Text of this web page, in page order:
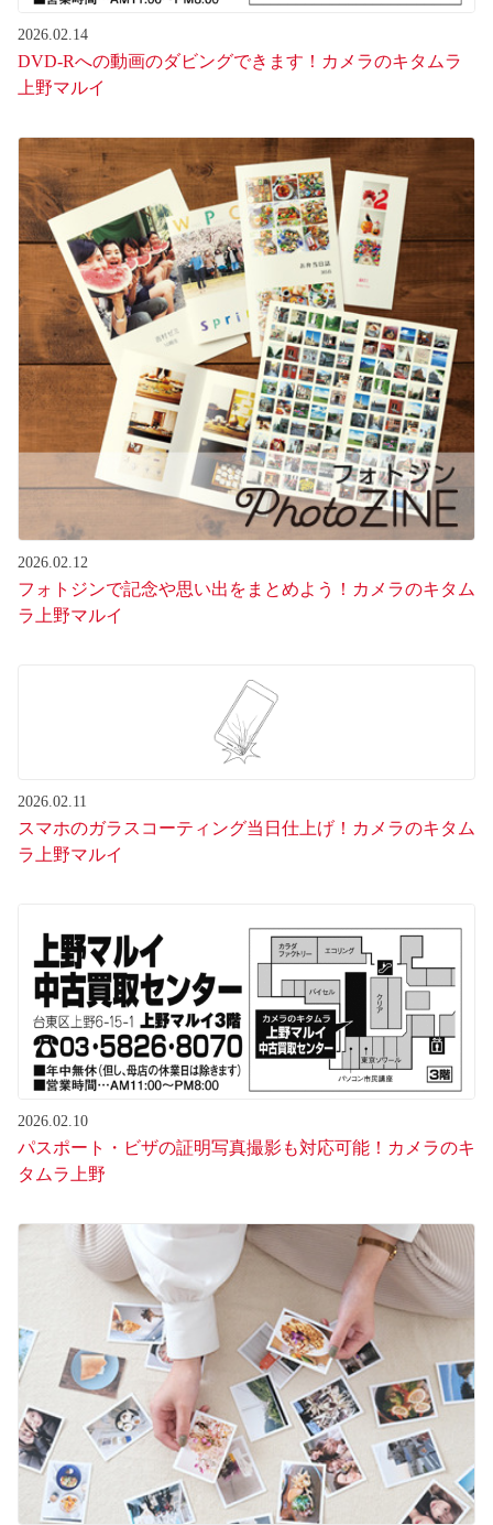
2026.02.14
DVD-Rへの動画のダビングできます！カメラのキタムラ
上野マルイ
2026.02.12
フォトジンで記念や思い出をまとめよう！カメラのキタム
ラ上野マルイ
2026.02.11
スマホのガラスコーティング当日仕上げ！カメラのキタム
ラ上野マルイ
2026.02.10
パスポート・ビザの証明写真撮影も対応可能！カメラのキ
タムラ上野